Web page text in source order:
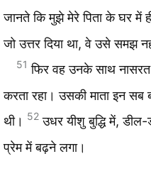
जानते कि मुझे मेरे पिता के घर में ही
जो उत्तर दिया था, वे उसे समझ
51 फिर वह उनके साथ
करता रहा। उसकी माता इन सब
थी। 52 उधर यीशु बुद्धि में,
प्रेम में बढ़ने लगा।